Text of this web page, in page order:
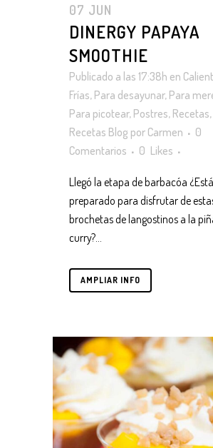
07 JUN
DINERGY PAPAYA
SMOOTHIE
Publicado a las 17:38h en
Frías, Para desayunar, Para
Para picotear, Postres, Recetas,
Recetas Blog por Carmen
0
Comentarios
0 Likes
Llegó la etapa de barbacóa
preparado para disfrutar de
brochetas de langostinos a la
curry?...
AMPLIAR INFO